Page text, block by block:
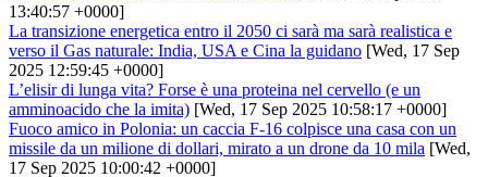
13:40:57 +0000]
La transizione energetica entro il 2050 ci sarà ma sarà realistica e
verso il Gas naturale: India, USA e Cina la guidano [Wed, 17 Sep
2025 12:59:45 +0000]
L’elisir di lunga vita? Forse è una proteina nel cervello (e un
amminoacido che la imita) [Wed, 17 Sep 2025 10:58:17 +0000]
Fuoco amico in Polonia: un caccia F-16 colpisce una casa con un
missile da un milione di dollari, mirato a un drone da 10 mila [Wed,
17 Sep 2025 10:00:42 +0000]